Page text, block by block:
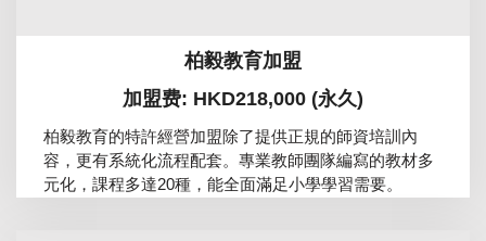
柏毅教育加盟
加盟费: HKD218,000 (永久)
柏毅教育的特許經營加盟除了提供正規的師資培訓內
容，更有系統化流程配套。專業教師團隊編寫的教材多
元化，課程多達20種，能全面滿足小學學習需要。